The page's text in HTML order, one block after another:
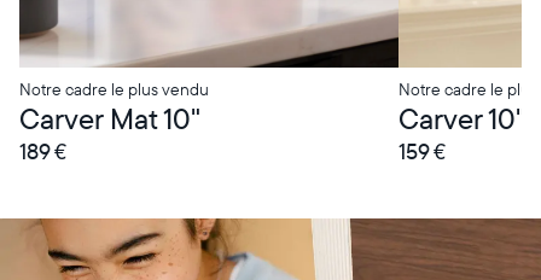
Notre cadre le plus vendu
Carver Mat 10"
189 €
Notre cadre le
Carver 10"
159 €